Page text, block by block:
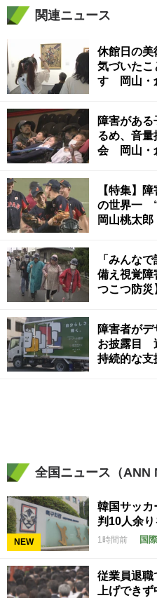
関連ニュース
休館日の
気づいたこ
す 岡山・
障害があ
るめ、音
会 岡山・
【特集】
の世界一 “
岡山桃太
「みんな
備え視覚
つこつ防災
障害者が
お披露目
持続的な
全国ニュース（ANN
NEW
韓国サッ
判10人余
1時間前 国際
従業員退
上げでき